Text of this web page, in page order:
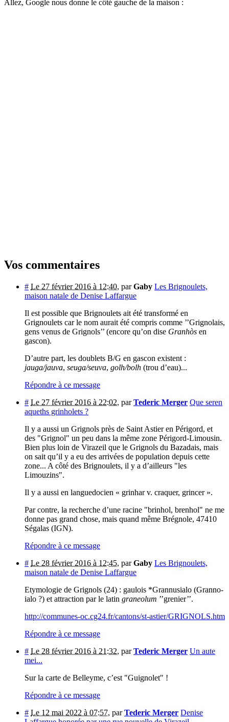
Allez, Google nous donne le côté gauche de la maison :
Vos commentaires
# Le 27 février 2016 à 12:40, parGaby Les Brignoulets,
maison natale de Denise Laffargue
Il est possible que Brignoulets ait été transformé en
Grignoulets car le nom aurait été compris comme ’’Grignolais,
gens venus de Grignols’’ (encore qu’on dise Granhòs en
gascon).
D’autre part, les doublets B/G en gascon existent :
jauga/jauva, seuga/seuva, golh/bolh (trou d’eau)...
Répondre à ce message
# Le 27 février 2016 à 22:02, parTederic Merger Que seren
aqueths grinholets ?
Il y a aussi un Grignols près de Saint Astier en Périgord, et
des "Grignol" un peu dans la même zone Périgord-Limousin.
Bien plus loin de Virazeil que le Grignols du Bazadais, mais
on sait qu’il y a eu des arrivées de population depuis cette
zone... A côté des Brignoulets, il y a d’ailleurs "les
Limouzins".
Il y a aussi en languedocien « grinhar v. craquer, grincer ».
Par contre, la recherche d’une racine "brinhol, brenhol" ne me
donne pas grand chose, mais quand même Brégnole, 47410
Ségalas (IGN).
Répondre à ce message
# Le 28 février 2016 à 12:45, parGaby Les Brignoulets,
maison natale de Denise Laffargue
Etymologie de Grignols (24) : gaulois *Grannusialo (Granno-
ialo ?) et attraction par le latin graneolum ’’grenier’’.
http://communes-oc.cg24.fr/cantons/st-astier/GRIGNOLS.htm
Répondre à ce message
# Le 28 février 2016 à 21:32, parTederic Merger Un aute
mei...
Sur la carte de Belleyme, c’est "Guignolet" !
Répondre à ce message
# Le 12 mai 2022 à 07:57, parTederic Merger Denise